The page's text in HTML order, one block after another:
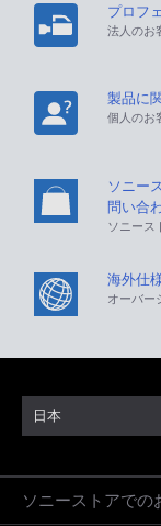
プロフ
法人のお
製品に
個人のお
ソニー
問い合
ソニース
海外仕
オーバー
日本
ソニーストアでの